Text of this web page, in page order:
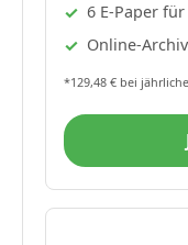
6 E-Paper
Online-
*129,48 € bei